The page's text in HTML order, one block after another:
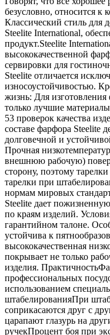
безусловно, относится к
Классический стиль для
Steelite International,
продукт.Steelite
высококачественной
сервировки для
Steelite отличается
износоустойчивостью.
жизнь: Для изготовления
только лучшие
53 проверок качества
составе фарфора Steelite
долговечной и
Прочная
внешнюю рабочую)
сторону, поэтому
тарелки при
нормам мировых
Steelite дает
по краям изделий.
гарантийном талоне.
устойчива к
высококачественная
покрывает не только
изделия.
профессиональных
использованием
штабелированияПри
соприкасаются друг с
царапают глазурь на
ручекПроцент боя при